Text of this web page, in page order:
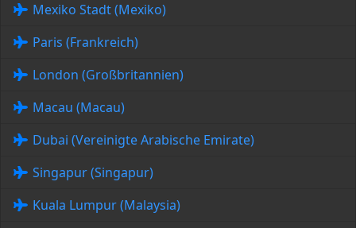
Mexiko Stadt (Mexiko)
Paris (Frankreich)
London (Großbritannien)
Macau (Macau)
Dubai (Vereinigte Arabische Emirate)
Singapur (Singapur)
Kuala Lumpur (Malaysia)